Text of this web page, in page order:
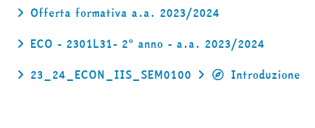
Offerta formativa a.a. 2023/2024
ECO - 2301L31- 2° anno - a.a. 2023/2024
23_24_ECON_IIS_SEM0100
Introduzione